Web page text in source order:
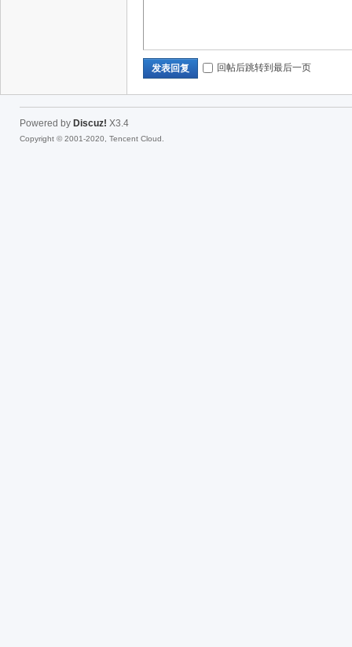
发表回复 回帖后跳转到最后一页
Powered by Discuz! X3.4
Copyright © 2001-2020, Tencent Cloud.